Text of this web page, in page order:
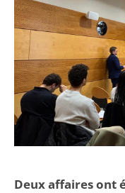
Deux affaires ont